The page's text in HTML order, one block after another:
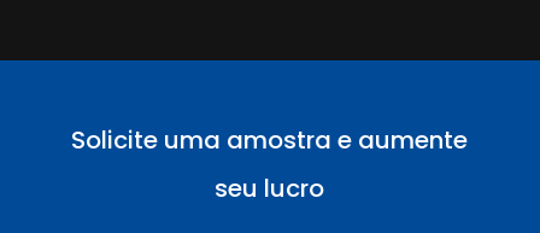
Solicite uma amostra e aumente
seu lucro